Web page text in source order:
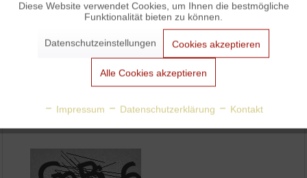
Aktiv
Aktiv
Personalisierung
Diese Website verwendet Cookies, um Ihnen die bestmögliche
Funktionalität bieten zu können.
Datenschutzeinstellungen Cookies akzeptieren
Alle Cookies akzeptieren
Impressum Datenschutzerklärung Kontakt